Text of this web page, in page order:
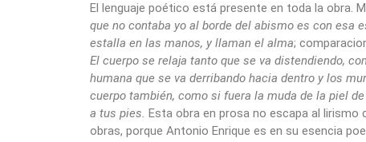
El lenguaje poético está presente en toda la obra.
que no contaba yo al borde del abismo es con esa
estalla en las manos, y llaman el alma;
El cuerpo se relaja tanto que se va distendiendo,
humana que se va derribando hacia dentro y los
cuerpo también, como si fuera la muda de la piel
a tus pies. Esta obra en prosa no escapa al
obras, porque Antonio Enrique es en su esencia